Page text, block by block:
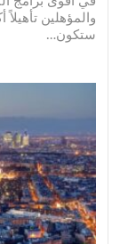
والمؤهلين
ستكون…